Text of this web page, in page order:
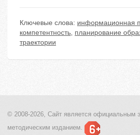
Ключевые слова: информационная
компетентность, планирование
траектории
© 2008-2026, Сайт является официальным
методическим изданием.